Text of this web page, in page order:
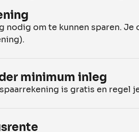
nodig om te kunnen sparen.
minimum inleg
is gratis en